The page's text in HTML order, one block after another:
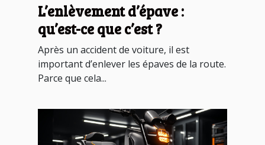
L’enlèvement d’épave :
qu’est-ce que c’est ?
Après un accident de voiture, il est
important d’enlever les épaves de la route.
Parce que cela...